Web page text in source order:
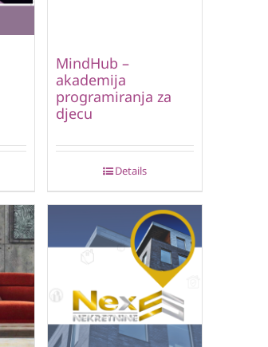
MindHub –
akademija
programiranja za
djecu
Details